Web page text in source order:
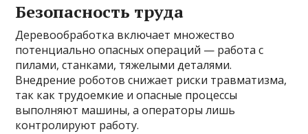
Безопасность труда
Деревообработка включает множество
потенциально опасных операций — работа с
пилами, станками, тяжелыми деталями.
Внедрение роботов снижает риски травматизма,
так как трудоемкие и опасные процессы
выполняют машины, а операторы лишь
контролируют работу.